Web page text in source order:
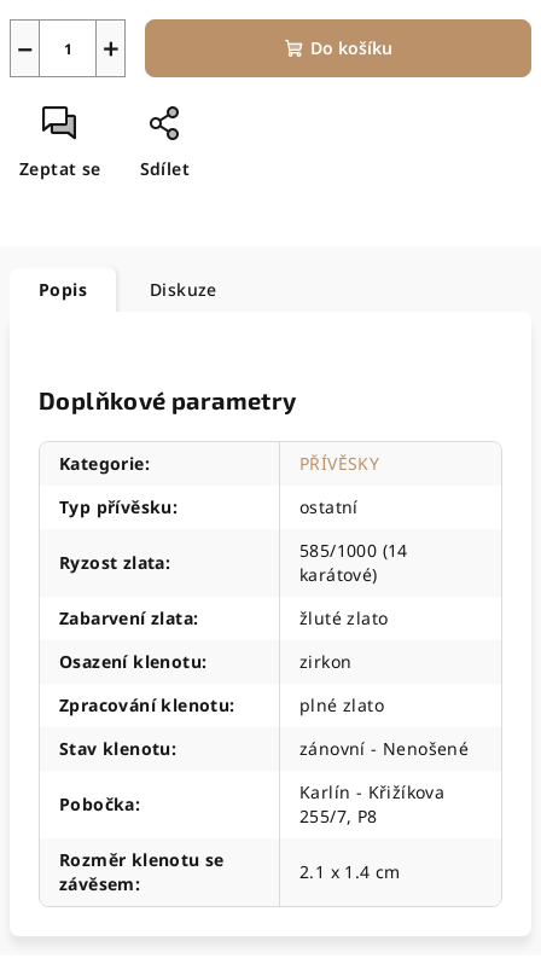
+
− Do košíku
Zeptat se Sdílet
Popis Diskuze
Doplňkové parametry
Kategorie:
PŘÍVĚSKY
Typ přívěsku: ostatní
Ryzost zlata:
585/1000 (14
karátové)
Zabarvení zlata:
žluté zlato
Osazení klenotu:
zirkon
Zpracování klenotu:
plné zlato
Stav klenotu: zánovní - Nenošené
Pobočka:
Karlín - Křižíkova
255/7, P8
Rozměr klenotu se
závěsem:
2.1 x 1.4 cm